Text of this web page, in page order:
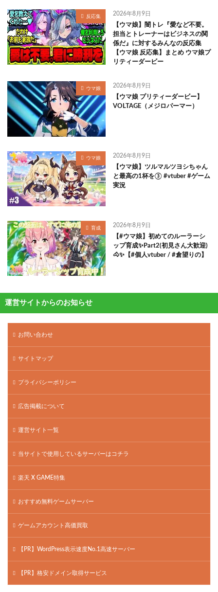
反応集 2026年8月9日
【ウマ娘】闇トレ『愛など不要。
担当とトレーナーはビジネスの関
係だ』に対するみんなの反応集
【ウマ娘 反応集】まとめ ウマ娘プ
リティーダービー
ウマ娘 2026年8月9日
【ウマ娘 プリティーダービー】
VOLTAGE（メジロパーマー）
ウマ娘 2026年8月9日
【ウマ娘】ツルマルツヨシちゃん
と最高の1杯を③ #vtuber #ゲーム
実況
育成 2026年8月9日
【#ウマ娘】初めてのルーラーシ
ップ育成✨Part2(初見さん大歓迎)
🐴✨【#個人vtuber / #倉望りの】
運営サイトからのお知らせ
お問い合わせ
サイトマップ
プライバシーポリシー
広告掲載について
運営サイト一覧
当サイトで使用しているサーバーはコチラ
楽天 X GAME特集
おすすめ無料ゲームサーバー
ゲームアカウント高価買取
【PR】WordPress表示速度No.1高速サーバー
【PR】格安ドメイン取得サービス